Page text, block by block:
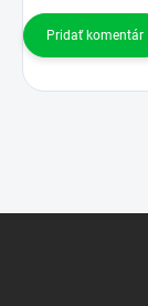
Pridať komentár